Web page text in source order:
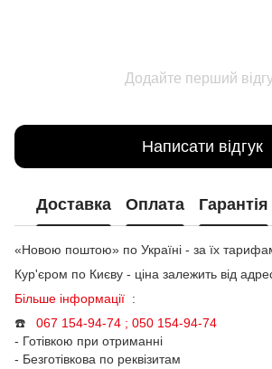
Додайте перший
Написати відгук
Доставка Оплата Гарантія
«Новою поштою» по Україні - за їх
Кур'єром по Києву - ціна залежить від
Більше інформації :
☎️ 067 154-94-74 ; 050 154-94-74
- Готівкою при отриманні
- Безготівкова по реквізитам